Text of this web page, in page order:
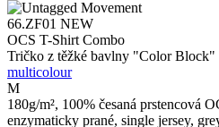
66.ZF01 NEW
OCS T-Shirt Combo
Tričko z těžké bavlny "Color Block"
multicolour
M
180g/m², 100% česaná prstencová
enzymaticky prané, single jersey,